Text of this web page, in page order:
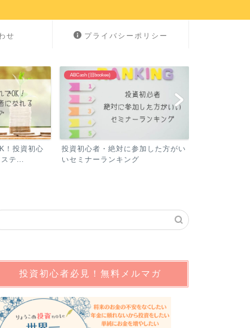
せ プライバシーポリシー
！投資初心
テ...
ABCash (旧bookee)
投資初心者・絶対に参加した方がい
いセミナーランキング
投資初心者必見！無料メルマガ